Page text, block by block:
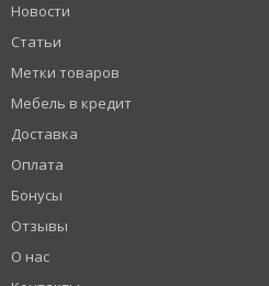
Новости
Статьи
Метки товаров
Мебель в кредит
Доставка
Оплата
Бонусы
Отзывы
О нас